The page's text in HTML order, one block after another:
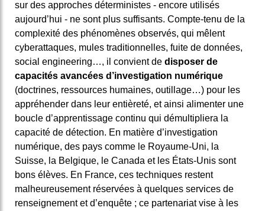
sur des approches déterministes - encore utilisés
aujourd’hui - ne sont plus suffisants. Compte-tenu de la
complexité des phénomènes observés, qui mêlent
cyberattaques, mules traditionnelles, fuite de données,
social engineering…, il convient de disposer de
capacités avancées d’investigation numérique
(doctrines, ressources humaines, outillage…) pour les
appréhender dans leur entièreté, et ainsi alimenter une
boucle d’apprentissage continu qui démultipliera la
capacité de détection. En matière d’investigation
numérique, des pays comme le Royaume-Uni, la
Suisse, la Belgique, le Canada et les États-Unis sont
bons élèves. En France, ces techniques restent
malheureusement réservées à quelques services de
renseignement et d’enquête ; ce partenariat vise à les